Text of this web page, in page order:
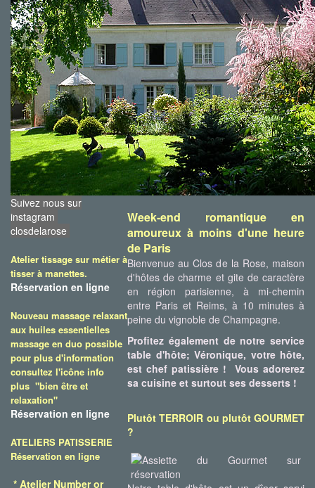
Suivez nous sur
instagram
closdelarose
Atelier tissage sur métier à
tisser à manettes.
Réservation en ligne
Nouveau massage relaxant
aux huiles essentielles
massage en duo possible
pour plus d'information
consultez l'icône info
plus "bien être et
relaxation"
Réservation en ligne
ATELIERS PATISSERIE
Réservation en ligne
* Atelier Number or
Week-end romantique en
amoureux à moins d'une heure
de Paris
Bienvenue au Clos de la Rose, maison
d'hôtes de charme et gite de caractère
en région parisienne, à mi-chemin
entre Paris et Reims, à 10 minutes à
peine du vignoble de Champagne.
Profitez également de notre service
table d'hôte; Véronique, votre hôte,
est chef patissière ! Vous adorerez
sa cuisine et surtout ses desserts !
Plutôt TERROIR ou plutôt GOURMET
?